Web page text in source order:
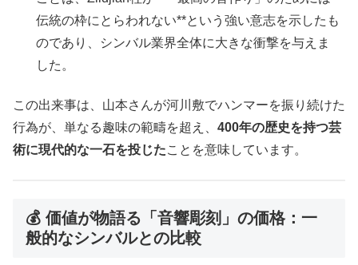
伝統の枠にとらわれない**という強い意志を示したも
のであり、シンバル業界全体に大きな衝撃を与えま
した。
この出来事は、山本さんが河川敷でハンマーを振り続けた
行為が、単なる趣味の範疇を超え、 400年の歴史を持つ芸
術に現代的な一石を投じたことを意味しています。
💰 価値が物語る「音響彫刻」の価格：一
般的なシンバルとの比較